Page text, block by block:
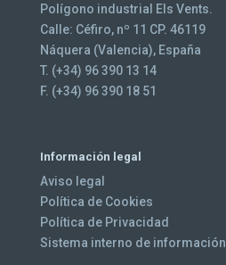
Polígono industrial Els Vents.
Calle: Céfiro, nº 11 CP. 46119
Náquera (Valencia), España
T. (+34) 96 390 13 14
F. (+34) 96 390 18 51
Información legal
Aviso legal
Política de Cookies
Política de Privacidad
Sistema interno de información